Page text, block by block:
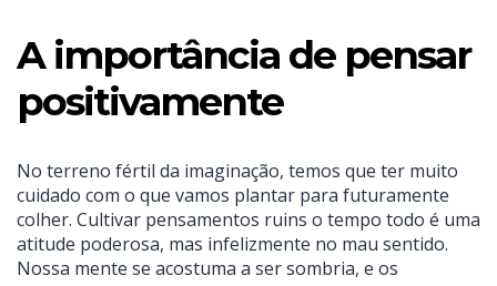
A importância de pensar
positivamente
No terreno fértil da imaginação, temos que ter muito
cuidado com o que vamos plantar para futuramente
colher. Cultivar pensamentos ruins o tempo todo é uma
atitude poderosa, mas infelizmente no mau sentido.
Nossa mente se acostuma a ser sombria, e os